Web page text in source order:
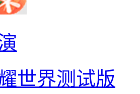
世界测试版